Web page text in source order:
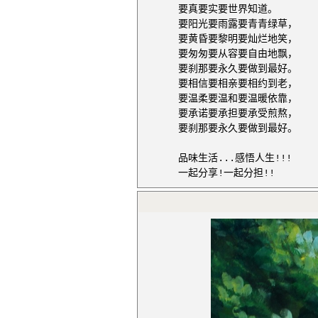
要真要实要世界知道。
要阳光要雨露要青青绿草，
要黄昏要黎明要灿烂地笑，
要匆匆要从容要自由地飘，
要刹那要永久要做到最好。
要相信要相亲要相约到老，
要温柔要温和要温暖依靠，
要承诺要承担要承受煎熬，
要刹那要永久要做到最好。
品味生活...感悟人生!!!
一起分享!一起分担!!